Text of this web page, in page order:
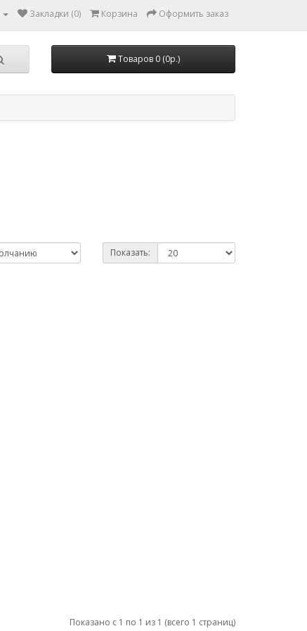
Закладки (0) Корзина Оформить заказ
Товаров 0 (0р.)
Показать:
Показано с 1 по 1 из 1 (всего 1 страниц)